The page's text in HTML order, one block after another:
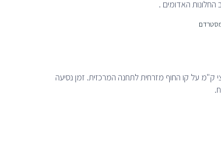
החלונות האדומים .
נמצא כחצי ק"מ על קו החוף מזרחית לתחנה המרכזית. זמן נסיעה